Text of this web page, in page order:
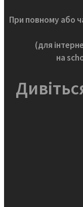
При повному або
(для
на